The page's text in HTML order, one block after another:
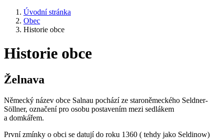
Úvodní stránka
Obec
Historie obce
Historie obce
Želnava
Německý název obce Salnau pochází ze staroněmeckého Seldner-
Söllner, označení pro osobu postavením mezi sedlákem
a domkářem.
První zmínky o obci se datují do roku 1360 ( tehdy jako Seldinow)